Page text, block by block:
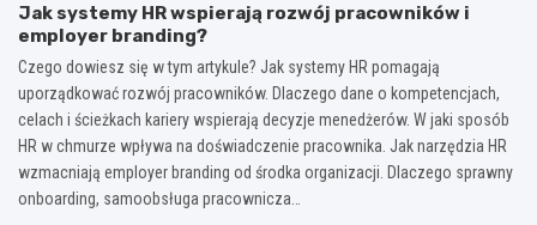
Jak systemy HR wspierają rozwój pracowników i
employer branding?
Czego dowiesz się w tym artykule? Jak systemy HR pomagają
uporządkować rozwój pracowników. Dlaczego dane o kompetencjach,
celach i ścieżkach kariery wspierają decyzje menedżerów. W jaki sposób
HR w chmurze wpływa na doświadczenie pracownika. Jak narzędzia HR
wzmacniają employer branding od środka organizacji. Dlaczego sprawny
onboarding, samoobsługa pracownicza…